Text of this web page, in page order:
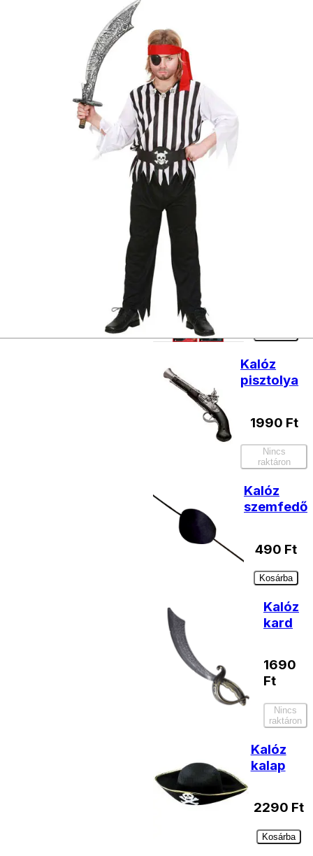
Ár
Szállítás:
- Csomagautomata: 1190
forinttól
- Házhozszállítás: 2190
forinttól
- Személyes átvétel:
ingyenesen
Kiegészítő
termékek
Kalóz
pisztolya
1990 Ft
Nincs
raktáron
Kalóz
szemfedő
490 Ft
Kosárba
Kalóz
kard
1690
Ft
Nincs
raktáron
Kalóz
kalap
2290 Ft
Kosárba